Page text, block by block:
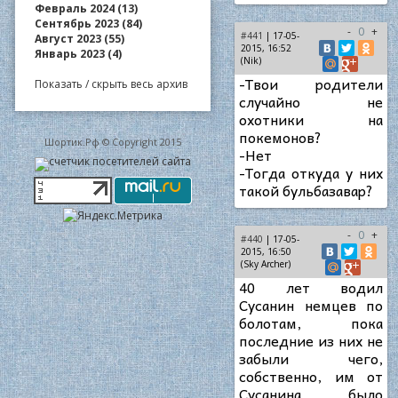
Февраль 2024 (13)
Сентябрь 2023 (84)
Август 2023 (55)
Январь 2023 (4)
Показать / скрыть весь архив
Шортик.Рф © Copyright 2015
#441 | 17-05-
2015, 16:52
(Nik)
- 0 +
-Твои родители
случайно не
охотники на
покемонов?
-Нет
-Тогда откуда у них
такой бульбазавар?
#440 | 17-05-
2015, 16:50
(Sky Archer)
- 0 +
40 лет водил
Сусанин немцев по
болотам, пока
последние из них не
забыли чего,
собственно, им от